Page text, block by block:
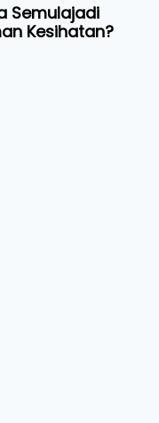
Semulajadi
Kesihatan?